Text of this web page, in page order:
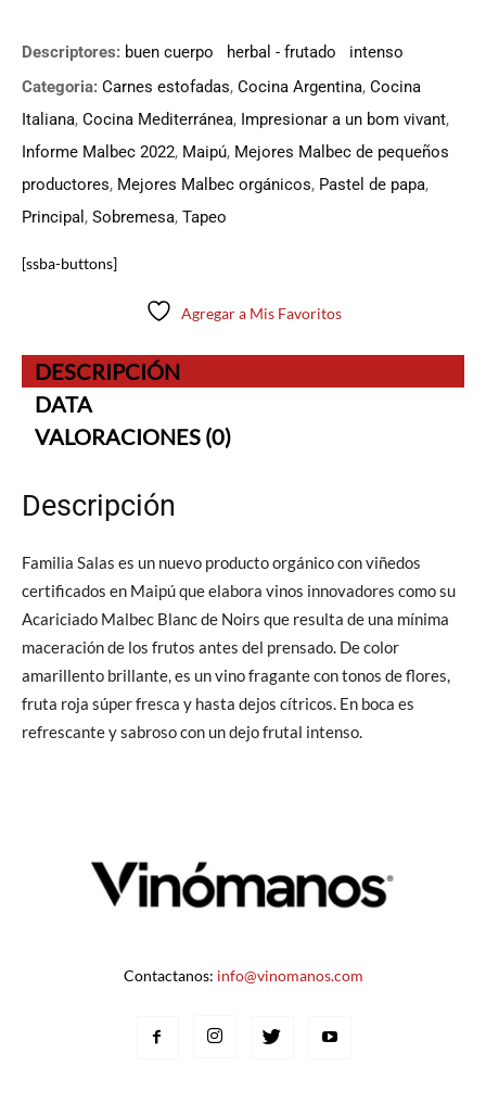
Descriptores: buen cuerpo herbal - frutado
intenso
Categoria: Carnes estofadas, Cocina Argentina, Cocina
Italiana, Cocina Mediterránea, Impresionar a un bom vivant,
Informe Malbec 2022, Maipú, Mejores Malbec de pequeños
productores, Mejores Malbec orgánicos, Pastel de papa,
Principal , Sobremesa, Tapeo
[ssba-buttons]
Agregar a Mis Favoritos
DESCRIPCIÓN
DATA
VALORACIONES (0)
Descripción
Familia Salas es un nuevo producto orgánico con viñedos
certificados en Maipú que elabora vinos innovadores como su
Acariciado Malbec Blanc de Noirs que resulta de una mínima
maceración de los frutos antes del prensado. De color
amarillento brillante, es un vino fragante con tonos de flores,
fruta roja súper fresca y hasta dejos cítricos. En boca es
refrescante y sabroso con un dejo frutal intenso.
Contactanos: info@vinomanos.com